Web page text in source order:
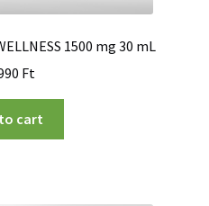
1500 mg 30 mL
Ft
cart